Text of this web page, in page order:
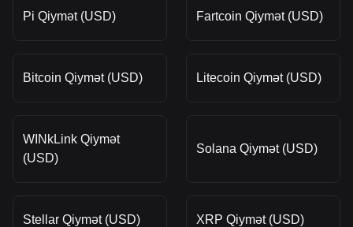
Pi Qiymət (USD) Fartcoin Qiymət (USD)
Bitcoin Qiymət (USD) Litecoin Qiymət (USD)
WINkLink Qiymət
(USD)
Solana Qiymət (USD)
Stellar Qiymət (USD) XRP Qiymət (USD)